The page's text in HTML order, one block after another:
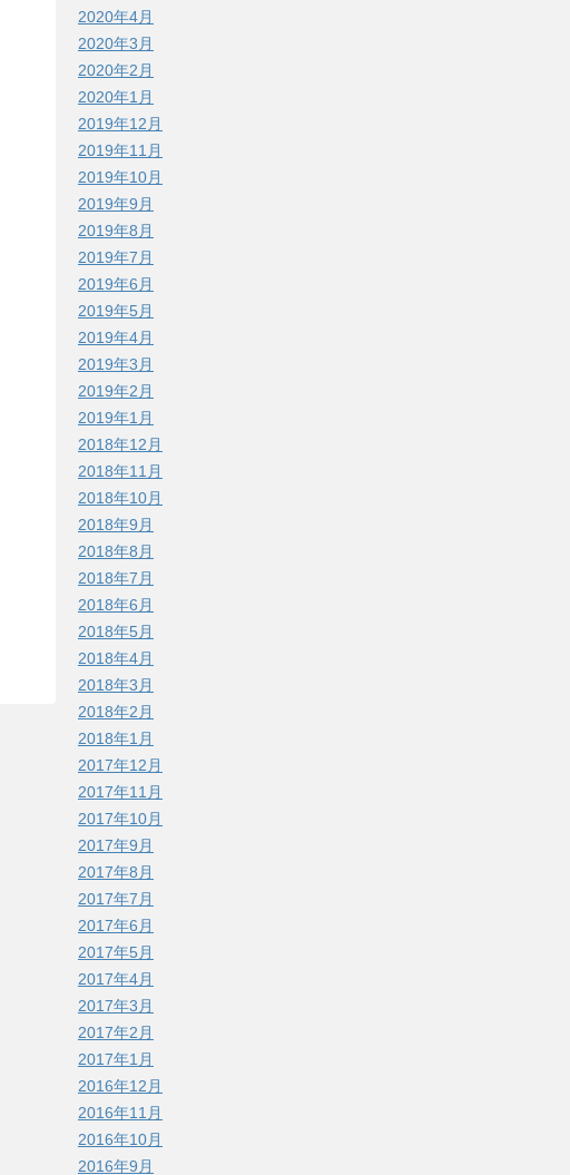
2020年4月
2020年3月
2020年2月
2020年1月
2019年12月
2019年11月
2019年10月
2019年9月
2019年8月
2019年7月
2019年6月
2019年5月
2019年4月
2019年3月
2019年2月
2019年1月
2018年12月
2018年11月
2018年10月
2018年9月
2018年8月
2018年7月
2018年6月
2018年5月
2018年4月
2018年3月
2018年2月
2018年1月
2017年12月
2017年11月
2017年10月
2017年9月
2017年8月
2017年7月
2017年6月
2017年5月
2017年4月
2017年3月
2017年2月
2017年1月
2016年12月
2016年11月
2016年10月
2016年9月